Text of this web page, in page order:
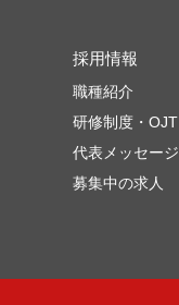
採用情報
職種紹介
研修制度・OJT
代表メッセージ
募集中の求人